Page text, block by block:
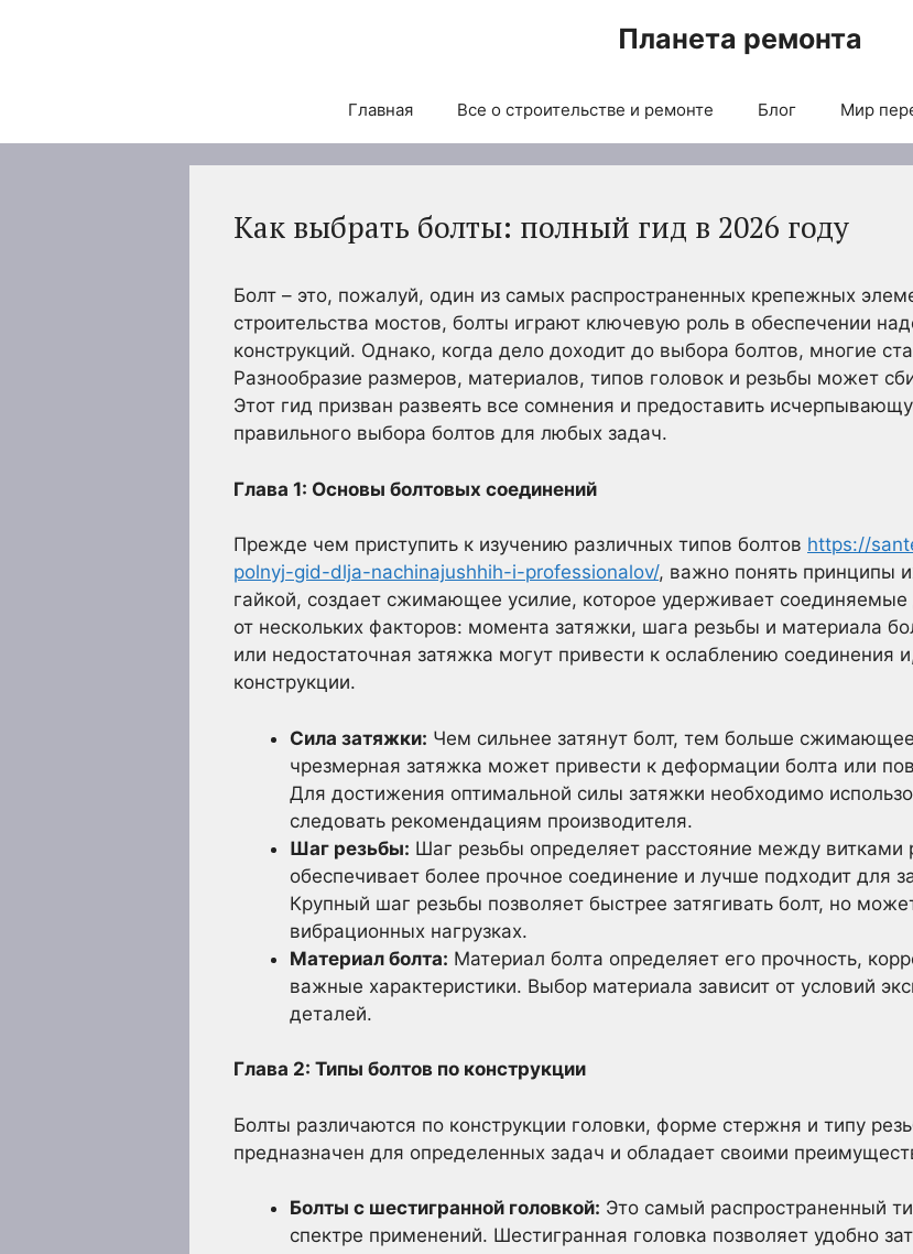
Планета ремонта
Главная Все о строительстве и ремонте Блог Мир
Как выбрать болты: полный гид в 2026 году
Болт – это, пожалуй, один из самых распространенных крепежных
строительства мостов, болты играют ключевую роль в обеспечении
конструкций. Однако, когда дело доходит до выбора болтов, многие
Разнообразие размеров, материалов, типов головок и резьбы может
Этот гид призван развеять все сомнения и предоставить
правильного выбора болтов для любых задач.
Глава 1: Основы болтовых соединений
Прежде чем приступить к изучению различных типов болтов https://
polnyj-gid-dlja-nachinajushhih-i-professionalov/, важно понять принципы
гайкой, создает сжимающее усилие, которое удерживает соединяемые
от нескольких факторов: момента затяжки, шага резьбы и материала
или недостаточная затяжка могут привести к ослаблению соединения
конструкции.
Сила затяжки: Чем сильнее затянут болт, тем больше
чрезмерная затяжка может привести к деформации болта или
Для достижения оптимальной силы затяжки необходимо
следовать рекомендациям производителя.
Шаг резьбы: Шаг резьбы определяет расстояние между
обеспечивает более прочное соединение и лучше подходит для
Крупный шаг резьбы позволяет быстрее затягивать болт, но
вибрационных нагрузках.
Материал болта: Материал болта определяет его прочность,
важные характеристики. Выбор материала зависит от условий
деталей.
Глава 2: Типы болтов по конструкции
Болты различаются по конструкции головки, форме стержня и типу
предназначен для определенных задач и обладает своими
Болты с шестигранной головкой: Это самый распространенный
спектре применений. Шестигранная головка позволяет удобно